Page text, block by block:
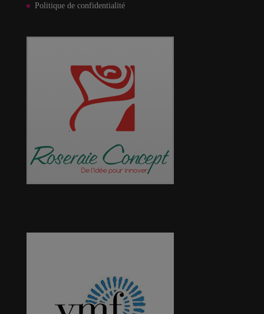
Politique de confidentialité